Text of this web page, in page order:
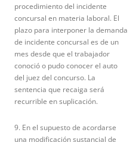
procedimiento del incidente
concursal en materia laboral. El
plazo para interponer la demanda
de incidente concursal es de un
mes desde que el trabajador
conoció o pudo conocer el auto
del juez del concurso. La
sentencia que recaiga será
recurrible en suplicación.
9. En el supuesto de acordarse
una modificación sustancial de